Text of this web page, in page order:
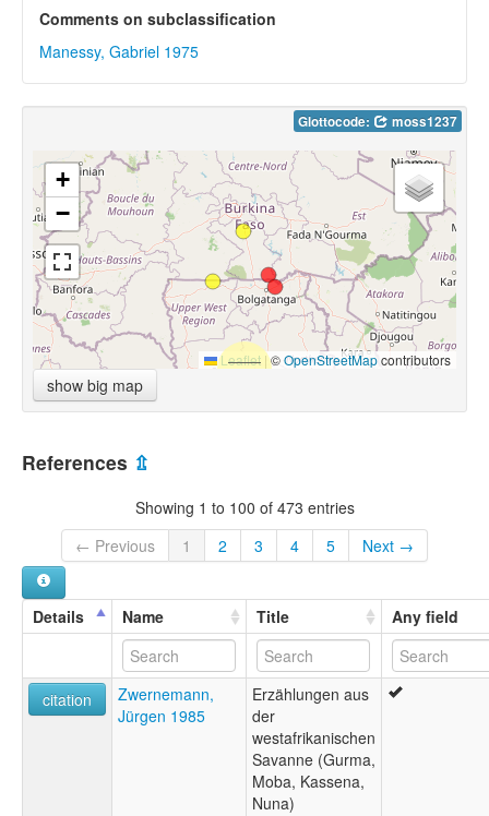
Comments on subclassification
Manessy, Gabriel 1975
Glottocode: moss1237
+
−
Leaflet |©OpenStreetMapcontributors
show big map
References ⇫
Showing 1 to 100 of 473 entries
← Previous
1 2 3 4 5 Next →
Details Name Title Any field
citation
Zwernemann,
Jürgen 1985
Erzählungen aus
der
westafrikanischen
Savanne (Gurma,
Moba, Kassena,
Nuna)